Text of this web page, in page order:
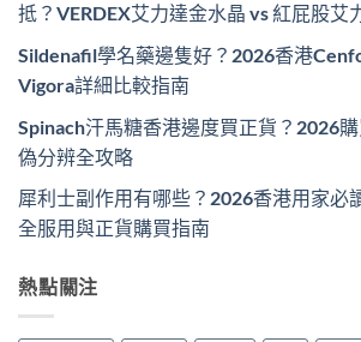
抵？VERDEX艾力達金水晶 vs 紅屁股艾
Sildenafil學名藥邊隻好？2026香港
Vigora詳細比較指南
Spinach汗馬糖香港邊度買正貨？2026
偽分辨全攻略
犀利士副作用有哪些？2026香港用家必
全服用與正貨購買指南
熱點關注